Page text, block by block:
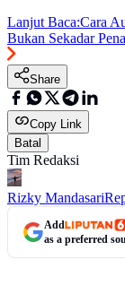
Lanjut Baca:Cara
Bukan Sekadar
Share
Copy Link
Batal
Tim Redaksi
Rizky Mandasari
Add
as a preferred